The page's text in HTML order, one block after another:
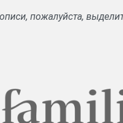
пожалуйста,